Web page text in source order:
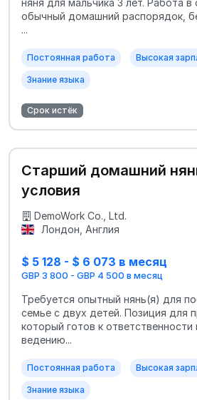
обычный домашний распорядок,
...
Постоянная работа Высокая
Знание языка
Срок истёк
Старший домашний
условия
DemoWork Co., Ltd.
Лондон, Англия
$ 5 128 - $ 6 073 в месяц
GBP 3 800 - GBP 4 500 в месяц
Требуется опытный нянь(я) для
семье с двух детей. Позиция для
который готов к ответственности
ведению...
Постоянная работа Высокая
Знание языка